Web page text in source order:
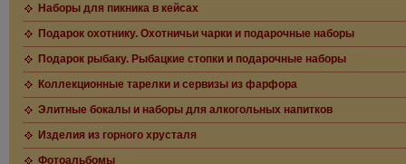
Наборы для пикника в кейсах
Подарок охотнику. Охотничьи чарки и подарочные наборы
Подарок рыбаку. Рыбацкие стопки и подарочные наборы
Коллекционные тарелки и сервизы из фарфора
Элитные бокалы и наборы для алкогольных напитков
Изделия из горного хрусталя
Фотоальбомы